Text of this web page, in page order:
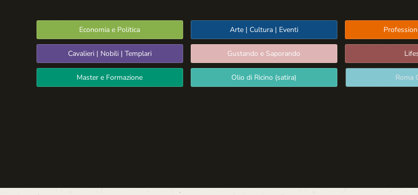
Economia e Politica Arte | Cultura | Eventi
Cavalieri | Nobili | Templari Gustando e Saporando
Master e Formazione Olio di Ricino (satira) Roma